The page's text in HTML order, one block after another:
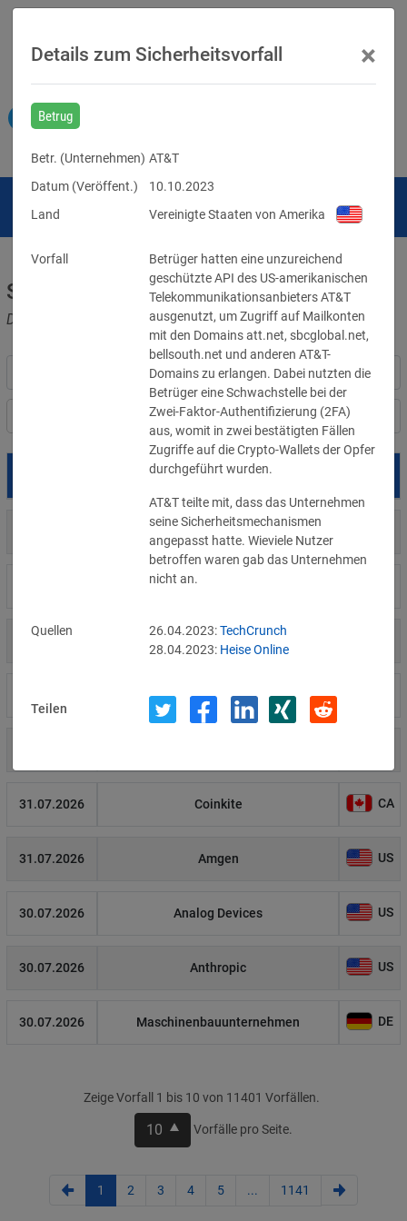
Sicherheitsvorfälle
Datenpannen, Cyber-Angriffe und Schwachstellen
Länderauswahl
Betroffene
Brown Health Medical Group-MA
03.08.2026
Fürstentum Liechtenstein
31.07.2026 Coinkite CA
31.07.2026 Amgen US
30.07.2026 Analog Devices US
30.07.2026 Anthropic US
30.07.2026 Maschinenbauunternehmen DE
Zeige Vorfall 1 bis 10 von 11401 Vorfällen.
10 Vorfälle pro Seite.
1 2 3 4 5 ... 1141
Details zum Sicherheitsvorfall ×
Betrug
Betr. (Unternehmen) AT&T
Datum (Veröffent.)
10.10.2023
Land
Vereinigte Staaten von Amerika
Vorfall
Betrüger hatten eine unzureichend
geschützte API des US-amerikanischen
Telekommunikationsanbieters AT&T
ausgenutzt, um Zugriff auf Mailkonten
mit den Domains att.net, sbcglobal.net,
bellsouth.net und anderen AT&T-
Domains zu erlangen. Dabei nutzten die
Betrüger eine Schwachstelle bei der
Zwei-Faktor-Authentifizierung (2FA)
aus, womit in zwei bestätigten Fällen
Zugriffe auf die Crypto-Wallets der Opfer
durchgeführt wurden.
AT&T teilte mit, dass das Unternehmen
seine Sicherheitsmechanismen
angepasst hatte. Wieviele Nutzer
betroffen waren gab das Unternehmen
nicht an.
Quellen 26.04.2023:TechCrunch
28.04.2023: Heise Online
Teilen